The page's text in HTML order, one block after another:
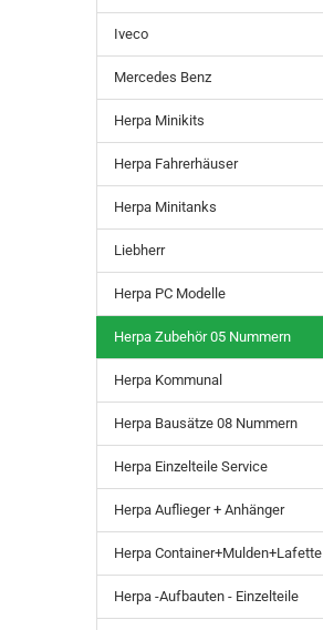
Iveco
Mercedes Benz
Herpa Minikits
Herpa Fahrerhäuser
Herpa Minitanks
Liebherr
Herpa PC Modelle
Herpa Zubehör 05 Nummern
Herpa Kommunal
Herpa Bausätze 08 Nummern
Herpa Einzelteile Service
Herpa Auflieger + Anhänger
Herpa Container+Mulden+Lafette
Herpa -Aufbauten - Einzelteile